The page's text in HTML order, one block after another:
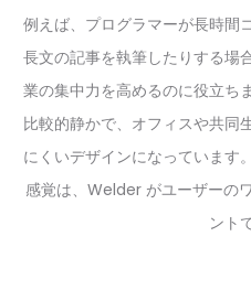
例えば、プログラマーが長時間
長文の記事を執筆したりする場
業の集中力を高めるのに役立ち
比較的静かで、オフィスや共同
にくいデザインになっています
感覚は、Welder がユーザーの
ント